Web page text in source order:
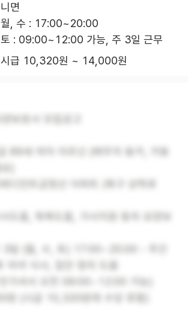
니면
월, 수 : 17:00~20:00
토 : 09:00~12:00 가능, 주 3일 근무
시급 10,320원 ~ 14,000원